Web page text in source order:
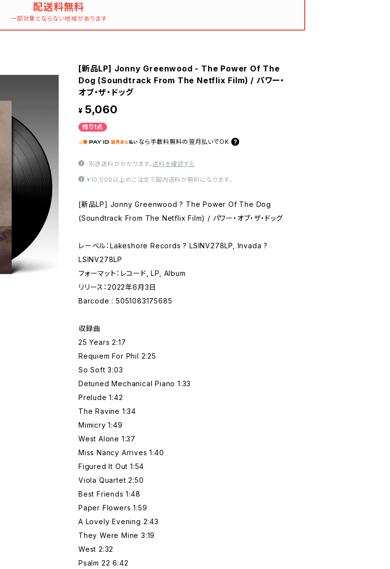
配送料無料
一部対象とならない地域があります
[新品LP] Jonny Greenwood - The Power Of The
Dog (Soundtrack From The Netflix Film) / パワー・
オブ・ザ・ドッグ
¥ 5,060
残り1点
なら 手数料無料の 翌月払いでOK
別途送料がかかります。送料を確認する
¥10,000以上のご注文で国内送料が無料になります。
[新品LP] Jonny Greenwood ? The Power Of The Dog
(Soundtrack From The Netflix Film) / パワー・オブ・ザ・ドッグ
レーベル：Lakeshore Records ? LSINV278LP, Invada ?
LSINV278LP
フォーマット：レコード, LP, Album
リリース：2022年6月3日
Barcode : 5051083175685
収録曲
25 Years 2:17
Requiem For Phil 2:25
So Soft 3:03
Detuned Mechanical Piano 1:33
Prelude 1:42
The Ravine 1:34
Mimicry 1:49
West Alone 1:37
Miss Nancy Arrives 1:40
Figured It Out 1:54
Viola Quartet 2:50
Best Friends 1:48
Paper Flowers 1:59
A Lovely Evening 2:43
They Were Mine 3:19
West 2:32
Psalm 22 6:42